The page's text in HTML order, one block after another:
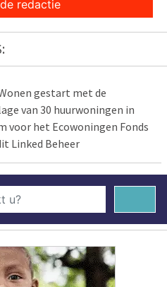
redactie
gestart met de
van 30 huurwoningen in
voor het Ecowoningen Fonds
Linked Beheer